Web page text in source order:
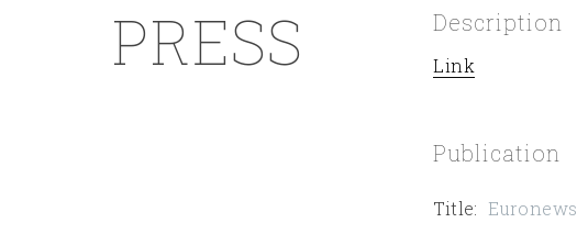
PRESS Description
Link
Publication
Title: Euronews